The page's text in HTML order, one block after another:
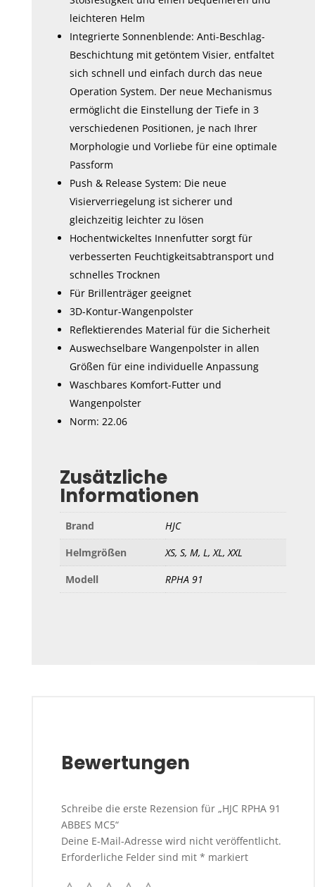
leichteren Helm
Integrierte Sonnenblende: Anti-Beschlag-
Beschichtung mit getöntem Visier, entfaltet
sich schnell und einfach durch das neue
Operation System. Der neue Mechanismus
ermöglicht die Einstellung der Tiefe in 3
verschiedenen Positionen, je nach Ihrer
Morphologie und Vorliebe für eine optimale
Passform
Push & Release System: Die neue
Visierverriegelung ist sicherer und
gleichzeitig leichter zu lösen
Hochentwickeltes Innenfutter sorgt für
verbesserten Feuchtigkeitsabtransport und
schnelles Trocknen
Für Brillenträger geeignet
3D-Kontur-Wangenpolster
Reflektierendes Material für die Sicherheit
Auswechselbare Wangenpolster in allen
Größen für eine individuelle Anpassung
Waschbares Komfort-Futter und
Wangenpolster
Norm: 22.06
Zusätzliche
Informationen
Brand
HJC
Helmgrößen
XS, S, M, L, XL, XXL
Modell
RPHA 91
Bewertungen
Schreibe die erste Rezension für „HJC RPHA 91
ABBES MC5“
Deine E-Mail-Adresse wird nicht veröffentlicht.
Erforderliche Felder sind mit * markiert